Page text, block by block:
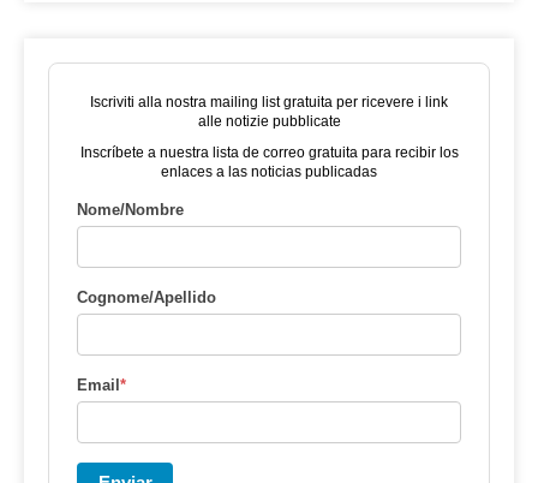
Iscriviti alla nostra mailing list gratuita per ricevere i link
alle notizie pubblicate
Inscríbete a nuestra lista de correo gratuita para recibir los
enlaces a las noticias publicadas
Nome/Nombre
Cognome/Apellido
Email *